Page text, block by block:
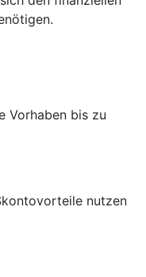
Vorhaben bis zu
nutzen